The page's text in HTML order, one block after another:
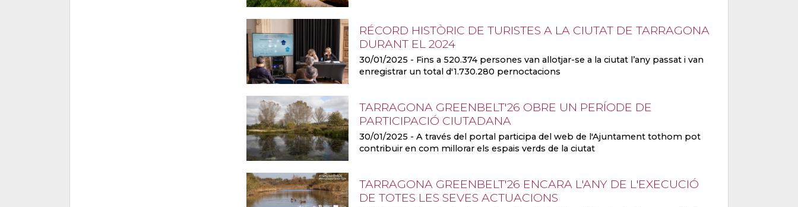
RÉCORD HISTÒRIC DE TURISTES A LA CIUTAT DE TARRAGONA
DURANT EL 2024
30/01/2025 - Fins a 520.374 persones van allotjar-se a la ciutat l’any passat i van
enregistrar un total d'1.730.280 pernoctacions
TARRAGONA GREENBELT'26 OBRE UN PERÍODE DE
PARTICIPACIÓ CIUTADANA
30/01/2025 - A través del portal participa del web de l'Ajuntament tothom pot
contribuir en com millorar els espais verds de la ciutat
TARRAGONA GREENBELT'26 ENCARA L'ANY DE L'EXECUCIÓ
DE TOTES LES SEVES ACTUACIONS